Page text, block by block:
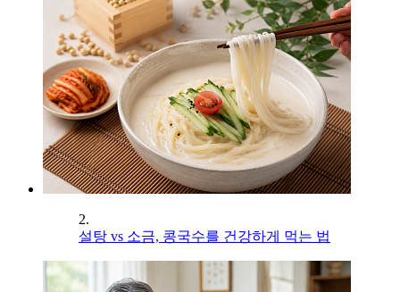
2.
설탕 vs 소금, 콩국수를 건강하게 먹는 법